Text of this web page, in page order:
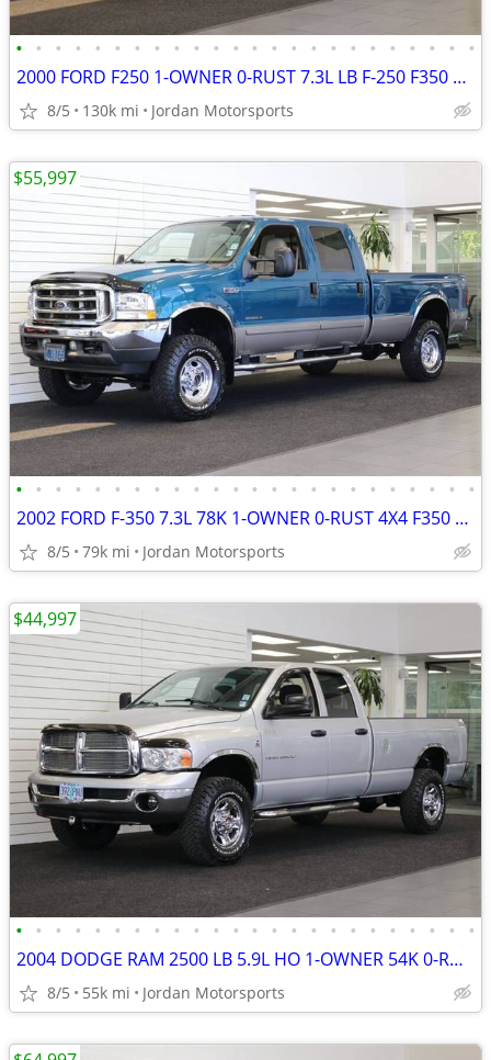
• • • • • • • • • • • • • • • • • • • • • • • •
2000 FORD F250 1-OWNER 0-RUST 7.3L LB F-250 F350 1999 2001 2002 2003
8/5 130k mi Jordan Motorsports
• • • • • • • • • • • • • • • • • • • • • • • •
2002 FORD F-350 7.3L 78K 1-OWNER 0-RUST 4X4 F350 F250 2003 2001 2000
8/5 79k mi Jordan Motorsports
$55,997
• • • • • • • • • • • • • • • • • • • • • • • •
2004 DODGE RAM 2500 LB 5.9L HO 1-OWNER 54K 0-RUST 3500 2005 2006 2007
8/5 55k mi Jordan Motorsports
$44,997